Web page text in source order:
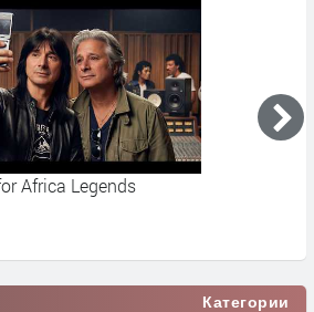
Africa Legends
Категории